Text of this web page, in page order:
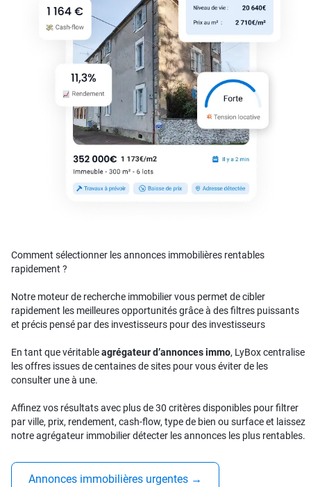
Comment sélectionner les annonces immobilières rentables
rapidement ?
Notre moteur de recherche immobilier vous permet de cibler
rapidement les meilleures opportunités grâce à des filtres puissants
et précis pensé par des investisseurs pour des investisseurs
En tant que véritableagrégateur d’annonces immo, LyBox centralise
les offres issues de centaines de sites pour vous éviter de les
consulter une à une.
Affinez vos résultats avec plus de 30 critères disponibles pour filtrer
par ville, prix, rendement, cash-flow, type de bien ou surface et laissez
notre agrégateur immobilier détecter les annonces les plus rentables.
Annonces immobilières urgentes →